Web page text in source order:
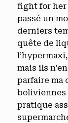
fight for her
passé un
derniers
quête de
mais ils
parfaire ma
boliviennes
pratique